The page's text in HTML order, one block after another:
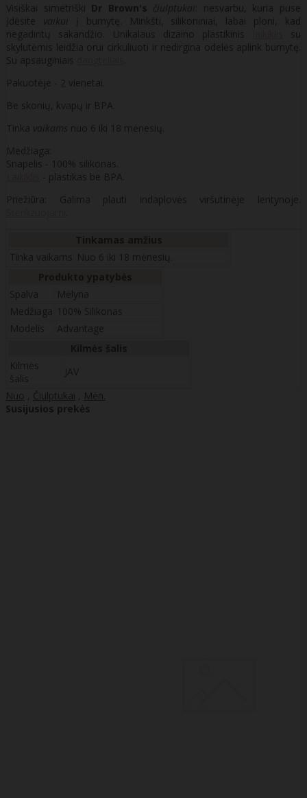
Visiškai simetriški Dr Brown's čiulptukai : nesvarbu, kuria puse
įdėsite vaikui į burnytę. Minkšti, silikoniniai, labai ploni, kad
negadintų sakandžio. Unikalaus dizaino plastikinis
su
skylutėmis leidžia orui cirkuliuoti ir nedirgina odelės aplink burnytę.
Su apsauginiais
Pakuotėje - 2 vienetai.
Be skonių, kvapų ir BPA.
Tinka vaikams nuo 6 iki 18 mėnesių.
Medžiaga:
Snapelis - 100% silikonas.
- plastikas be BPA.
Priežiūra: Galima plauti indaplovės viršutinėje lentynoje.
Tinka vaikams Nuo 6 iki 18 mėnesių.
Spalva
Mėlyna
Medžiaga 100% Silikonas
Modelis
Advantage
Kilmės
šalis
JAV
Nuo , Čiulptukai , Mėn.
Susijusios prekės